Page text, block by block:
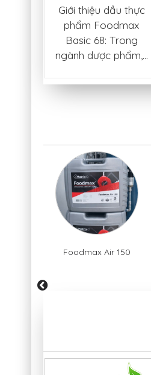
Giới thiệu dầu thực
phẩm Foodmax
Basic 68: Trong
ngành dược phẩm,...
Foodmax Air 150
prev